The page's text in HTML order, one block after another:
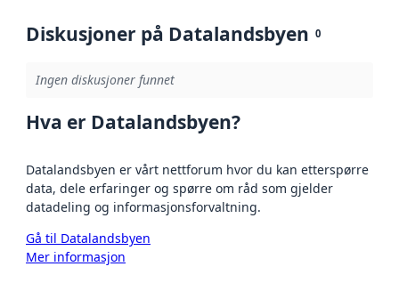
Diskusjoner på Datalandsbyen 0
Ingen diskusjoner funnet
Hva er Datalandsbyen?
Datalandsbyen er vårt nettforum hvor du kan etterspørre
data, dele erfaringer og spørre om råd som gjelder
datadeling og informasjonsforvaltning.
Gå til Datalandsbyen
Mer informasjon